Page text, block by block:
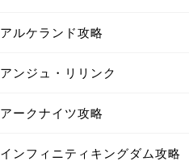
アルケランド攻略
アンジュ・リリンク
アークナイツ攻略
インフィニティキングダム攻略